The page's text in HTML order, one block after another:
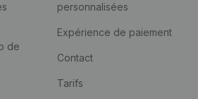
de
personnalisées
Expérience de paiement
Contact
Tarifs